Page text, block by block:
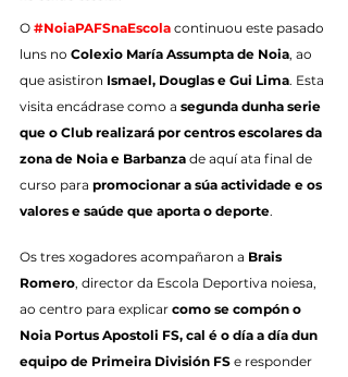
O #NoiaPAFSnaEscola continuou este pasado
luns no Colexio María Assumpta de Noia, ao
que asistiron Ismael, Douglas e Gui Lima. Esta
visita encádrase como a segunda dunha serie
que o Club realizará por centros escolares da
zona de Noia e Barbanza de aquí ata final de
curso para promocionar a súa actividade e os
valores e saúde que aporta o deporte.
Os tres xogadores acompañaron a Brais
Romero, director da Escola Deportiva noiesa,
ao centro para explicar como se compón o
Noia Portus Apostoli FS, cal é o día a día dun
equipo de Primeira División FS e responder